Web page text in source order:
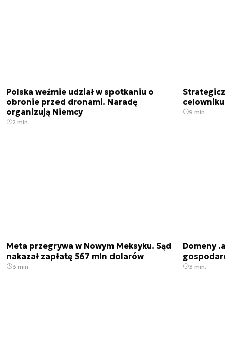
Polska weźmie udział w spotkaniu o
obronie przed dronami. Naradę
organizują Niemcy
2 min.
9 min.
Meta przegrywa w Nowym Meksyku. Sąd
nakazał zapłatę 567 mln dolarów
3 min.
Domeny
3 min.